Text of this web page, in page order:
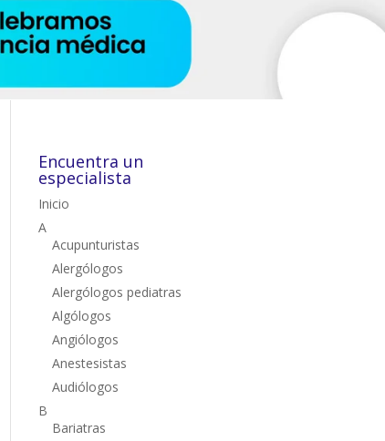
Encuentra un
especialista
Inicio
A
Acupunturistas
Alergólogos
Alergólogos pediatras
Algólogos
Angiólogos
Anestesistas
Audiólogos
B
Bariatras